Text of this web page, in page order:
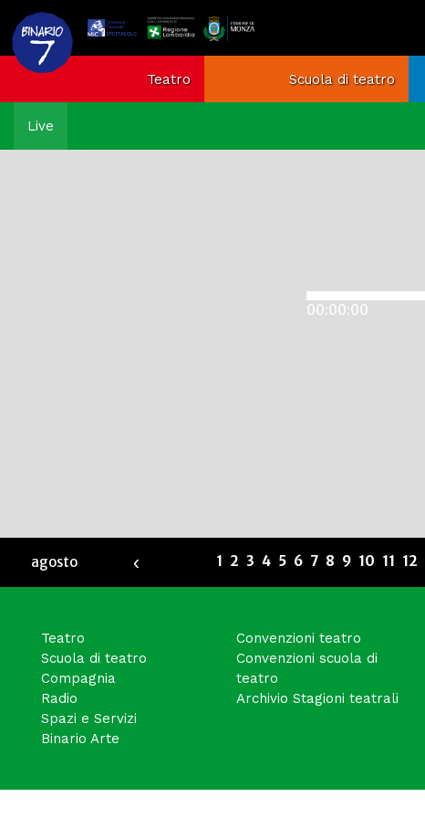
Teatro Scuola di teatro
Live
00:00:00
agosto ‹ 1 2 3 4 5 6 7 8 9 10 11 12
Teatro
Scuola di teatro
Compagnia
Radio
Spazi e Servizi
Binario Arte
Convenzioni teatro
Convenzioni scuola di
teatro
Archivio Stagioni teatrali